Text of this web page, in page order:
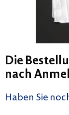
Die
nach
Haben Sie